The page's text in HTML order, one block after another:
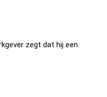
zegt dat hij een